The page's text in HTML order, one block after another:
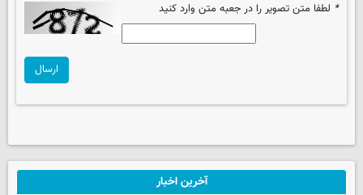
* لطفا متن تصویر را در جعبه متن وارد کنید
ارسال
آخرین اخبار